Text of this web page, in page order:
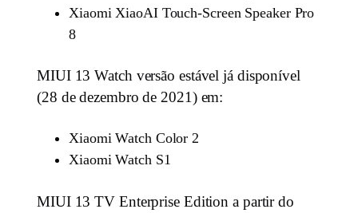
Xiaomi XiaoAI Touch-Screen Speaker Pro
8
MIUI 13 Watch versão estável já disponível
(28 de dezembro de 2021) em:
Xiaomi Watch Color 2
Xiaomi Watch S1
MIUI 13 TV Enterprise Edition a partir do